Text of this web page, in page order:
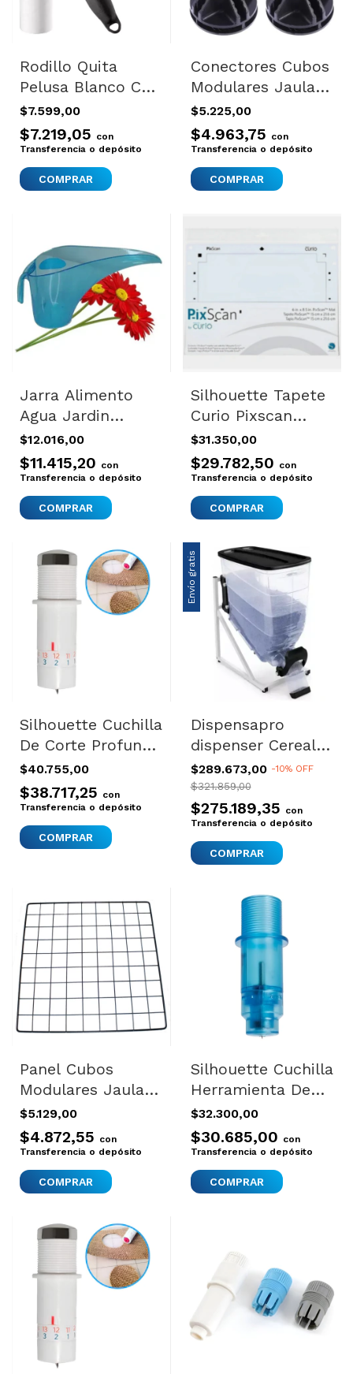
Rodillo Quita
Pelusa Blanco Con
Adhesivo 60 Hojas
Quita Pelusa
$7.599,00
$7.219,05 con
Transferencia o depósito
Conectores Cubos
Modulares Jaula
Corral Deco Para
Paneles X4
$5.225,00
$4.963,75 con
Transferencia o depósito
COMPRAR
Jarra Alimento
Agua Jardin
Regadera 2lt
Dispensador
Belem 2
$12.016,00
$11.415,20 con
Transferencia o depósito
COMPRAR
Silhouette Tapete
Curio Pixscan
Imagen
Transportadora
15x21
$31.350,00
$29.782,50 con
Transferencia o depósito
Silhouette Cuchilla
De Corte Profundo
Curio Cameo 3
Plotter
$40.755,00
$38.717,25 con
Transferencia o depósito
Envío gratis
Dispensapro
dispenser Cereales
Alimento
Balanceado Sobre
Mesada 40lts
Negro
$289.673,00 -10% OFF
$321.859,00
$275.189,35 con
Transferencia o depósito
Panel Cubos
Modulares Jaula
Corral Deco
Expandibles Metal
X1 Negro
$5.129,00
$4.872,55 con
Transferencia o depósito
Silhouette Cuchilla
Herramienta De
Grabado Y
Punteado
$32.300,00
$30.685,00 con
Transferencia o depósito